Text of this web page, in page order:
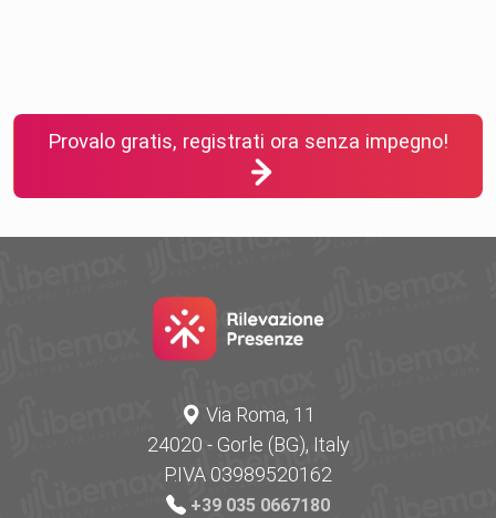
Provalo gratis, registrati ora senza impegno!
Via Roma, 11
24020 - Gorle (BG), Italy
P.IVA 03989520162
+39 035 0667180